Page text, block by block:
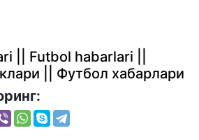
|| Futbol habarlari ||
|| Футбол хабарлари